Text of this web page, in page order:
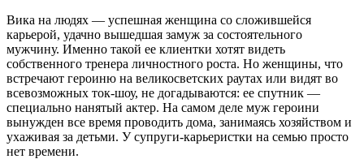
Вика на людях — успешная женщина со сложившейся
карьерой, удачно вышедшая замуж за состоятельного
мужчину. Именно такой ее клиентки хотят видеть
собственного тренера личностного роста. Но женщины, что
встречают героиню на великосветских раутах или видят во
всевозможных ток-шоу, не догадываются: ее спутник —
специально нанятый актер. На самом деле муж героини
вынужден все время проводить дома, занимаясь хозяйством и
ухаживая за детьми. У супруги-карьеристки на семью просто
нет времени.